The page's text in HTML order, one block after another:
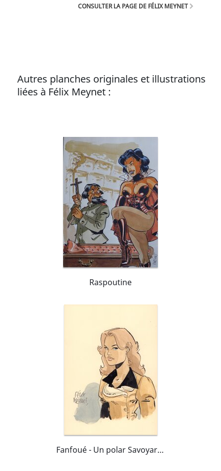
CONSULTER LA PAGE DE FÉLIX MEYNET
Autres planches originales et illustrations
liées à Félix Meynet :
Raspoutine
Fanfoué - Un polar Savoyard 4 - L'Alpage disparu